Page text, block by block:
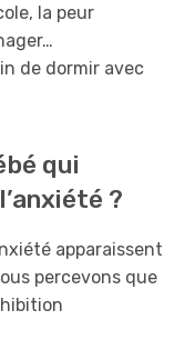
la peur
de dormir avec
qui
?
apparaissent
percevons que